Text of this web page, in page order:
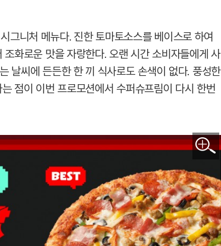
그니처 메뉴다. 진한 토마토소스를 베이스로 하여
화로운 맛을 자랑한다. 오랜 시간 소비자들에게 사
날씨에 든든한 한 끼 식사로도 손색이 없다. 풍성한
점이 이번 프로모션에서 수퍼슈프림이 다시 한번
이미지 확대보기